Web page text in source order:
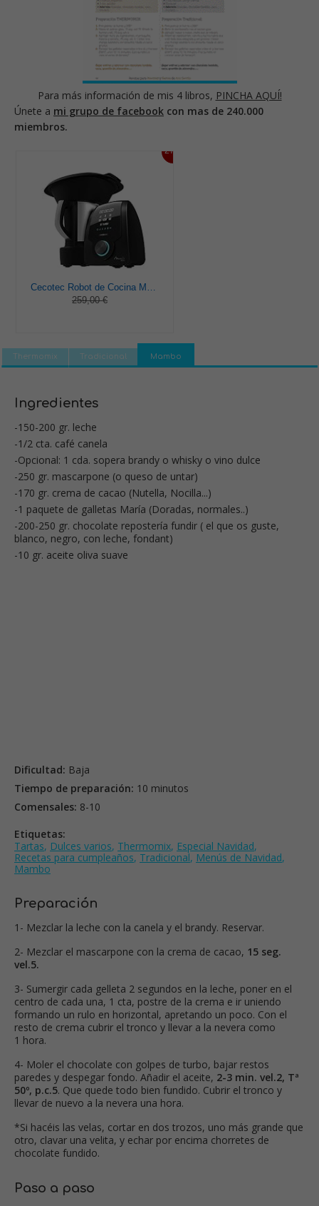
Para más información de mis 4 libros, PINCHA AQUÍ!
Únete a mi grupo de facebook con mas de 240.000
miembros.
27%
Cecotec Robot de Cocina Multifunción Mambo 9590. 1700 W, 30 Funciones, Cuchara MamboMix, Jarra Habana y Jarra de acero inoxidable de 3.3 L, Apta para lavavajillas, Báscula incorporada, Recetario
259,00 €
Thermomix Tradicional Mambo
Ingredientes
-150-200 gr. leche
-1/2 cta. café canela
-Opcional: 1 cda. sopera brandy o whisky o vino dulce
-250 gr. mascarpone (o queso de untar)
-170 gr. crema de cacao (Nutella, Nocilla...)
-1 paquete de galletas María (Doradas, normales..)
-200-250 gr. chocolate repostería fundir ( el que os guste,
blanco, negro, con leche, fondant)
-10 gr. aceite oliva suave
Dificultad: Baja
Tiempo de preparación: 10 minutos
Comensales: 8-10
Etiquetas:
Tartas, Dulces varios, Thermomix, Especial Navidad,
Recetas para cumpleaños, Tradicional, Menús de Navidad,
Mambo
Preparación
1- Mezclar la leche con la canela y el brandy. Reservar.
2- Mezclar el mascarpone con la crema de cacao, 15 seg.
vel.5.
3- Sumergir cada gelleta 2 segundos en la leche, poner en el
centro de cada una, 1 cta, postre de la crema e ir uniendo
formando un rulo en horizontal, apretando un poco. Con el
resto de crema cubrir el tronco y llevar a la nevera como
1 hora.
4- Moler el chocolate con golpes de turbo, bajar restos
paredes y despegar fondo. Añadir el aceite, 2-3 min. vel.2, Tª
50º, p.c.5. Que quede todo bien fundido. Cubrir el tronco y
llevar de nuevo a la nevera una hora.
*Si hacéis las velas, cortar en dos trozos, uno más grande que
otro, clavar una velita, y echar por encima chorretes de
chocolate fundido.
Paso a paso